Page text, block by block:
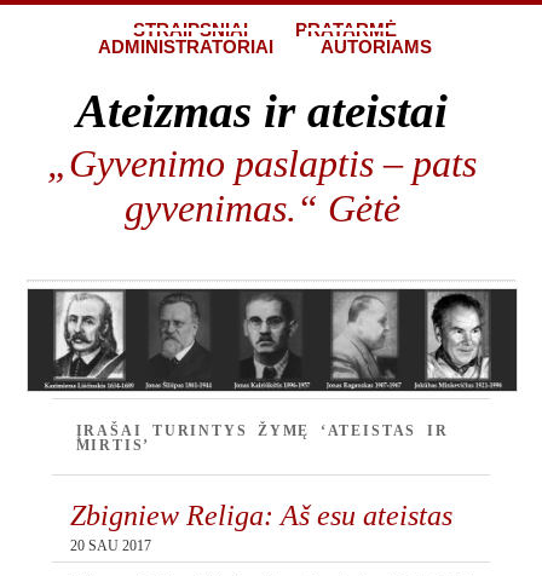
STRAIPSNIAI
PRATARMĖ
ADMINISTRATORIAI
AUTORIAMS
Ateizmas ir ateistai
„Gyvenimo paslaptis – pats
gyvenimas.“ Gėtė
ĮRAŠAI TURINTYS ŽYMĘ ‘ATEISTAS IR
MIRTIS’
Zbigniew Religa: Aš esu ateistas
20 SAU 2017